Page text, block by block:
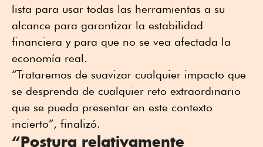
lista para usar todas las herramientas a su
alcance para garantizar la estabilidad
financiera y para que no se vea afectada la
economía real.
“Trataremos de suavizar cualquier impacto que
se desprenda de cualquier reto extraordinario
que se pueda presentar en este contexto
incierto”, finalizó.
“Postura relativamente